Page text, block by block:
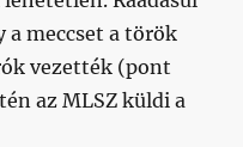
a meccset a török
vezették (pont
az MLSZ küldi a